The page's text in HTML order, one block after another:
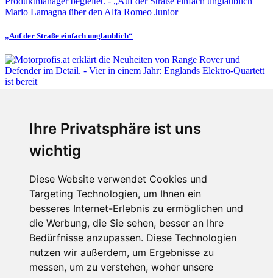
Ihre Privatsphäre ist uns
wichtig
Diese Website verwendet Cookies und
Targeting Technologien, um Ihnen ein
besseres Internet-Erlebnis zu ermöglichen und
die Werbung, die Sie sehen, besser an Ihre
Bedürfnisse anzupassen. Diese Technologien
nutzen wir außerdem, um Ergebnisse zu
messen, um zu verstehen, woher unsere
Mario Lamagna über den Alfa Romeo Junior
„Auf der Straße einfach unglaublich“
Vier in einem Jahr: Englands Elektro-Quartett ist bereit
Fabian Steiner
Auto heißt Auto: Wie man die Klimaanlage bedient (und wie nicht)
Menschen in Bewegung